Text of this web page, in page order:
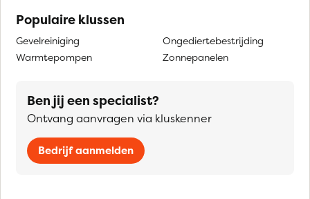
Populaire klussen
Gevelreiniging
Warmtepompen
Ongediertebestrijding
Zonnepanelen
Ben jij een specialist?
Ontvang aanvragen via kluskenner
Bedrijf aanmelden